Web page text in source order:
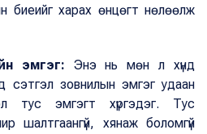
биеийг харах өнцөгт нөлөөлж
эмгэг: Энэ нь мөн л хүнд
сэтгэл зовнилын эмгэг удаан
тус эмгэгт хүргэдэг. Тус
шалтгаангүй, хянаж боломгүй